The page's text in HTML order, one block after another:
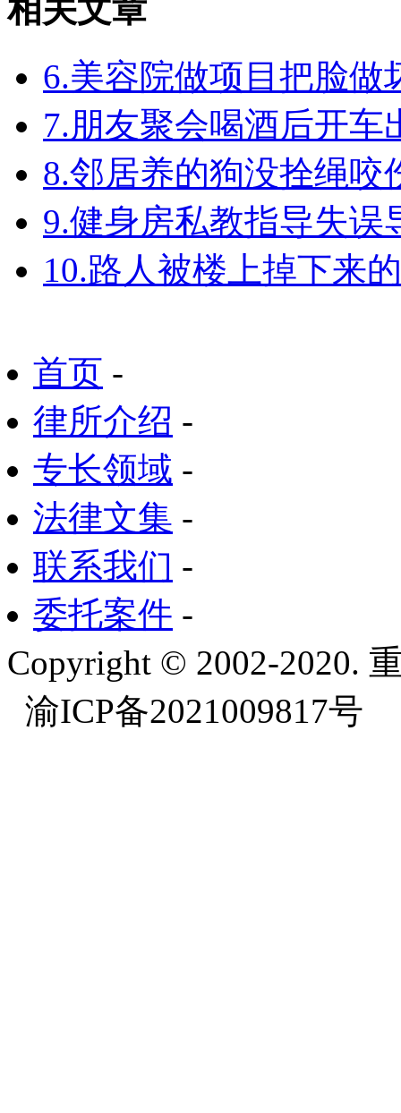
相关文章
6.美容院做项目把脸做
7.朋友聚会喝酒后开
8.邻居养的狗没拴绳
9.健身房私教指导失
10.路人被楼上掉下来
首页 -
律所介绍 -
专长领域 -
法律文集 -
联系我们 -
委托案件 -
Copyright © 2002-2020.
渝ICP备2021009817号